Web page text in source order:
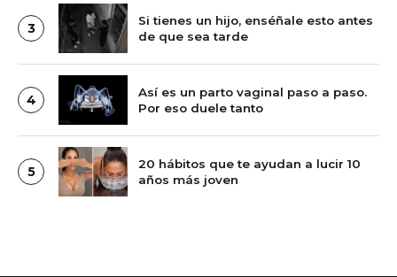
3
Si tienes un hijo, enséñale esto antes
de que sea tarde
4
Así es un parto vaginal paso a paso.
Por eso duele tanto
5
20 hábitos que te ayudan a lucir 10
años más joven